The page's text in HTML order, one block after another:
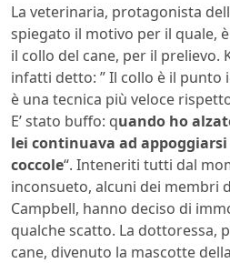
La veterinaria, protagonista
spiegato il motivo per il quale,
il collo del cane, per il prelievo.
infatti detto: ” Il collo è il punto
è una tecnica più veloce
E’ stato buffo: quando ho
lei continuava ad
coccole“. Inteneriti tutti dal
inconsueto, alcuni dei membri
Campbell, hanno deciso di
qualche scatto. La dottoressa,
cane, divenuto la mascotte